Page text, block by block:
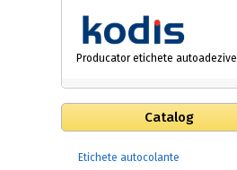
Producator etichete autoadezive
Catalog
Etichete autocolante